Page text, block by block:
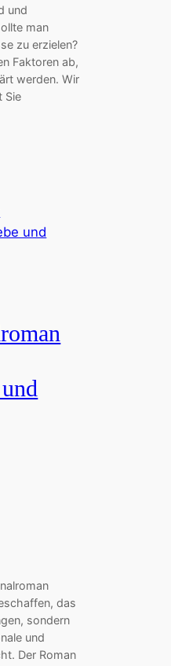
und
man
zu erzielen?
Faktoren ab,
werden. Wir
Sie
das
sondern
und
Der Roman